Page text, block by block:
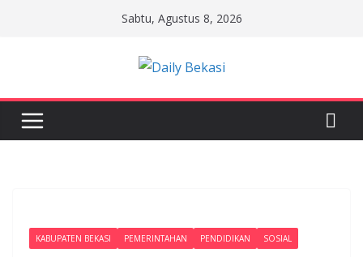
Sabtu, Agustus 8, 2026
KABUPATEN BEKASI PEMERINTAHAN PENDIDIKAN SOSIAL